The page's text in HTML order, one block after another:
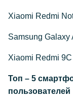
Xiaomi Redmi
Samsung Galaxy
Xiaomi Redmi 9C
Топ – 5
пользователей